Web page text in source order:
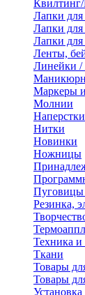
Лапки для
Лапки
Лапки
Ленты,
Линейки /
Маркеры
Молнии
Наперстки
Нитки
Новинки
Ножницы
Пуговицы
Резинка,
Техника и
Ткани
Товары
Товары